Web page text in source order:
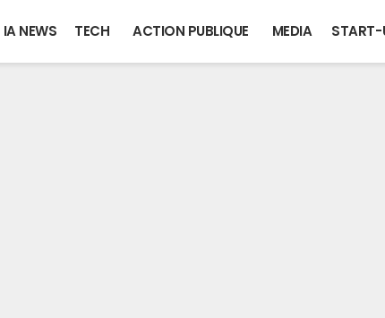
IA NEWS TECH ACTION PUBLIQUE MEDIA START-